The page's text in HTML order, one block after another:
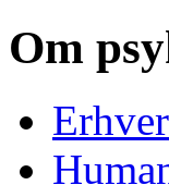
Om